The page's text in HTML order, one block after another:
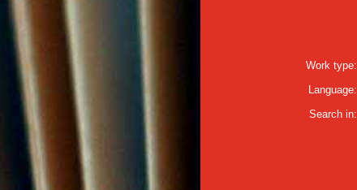
Work type:
Language:
Search in: